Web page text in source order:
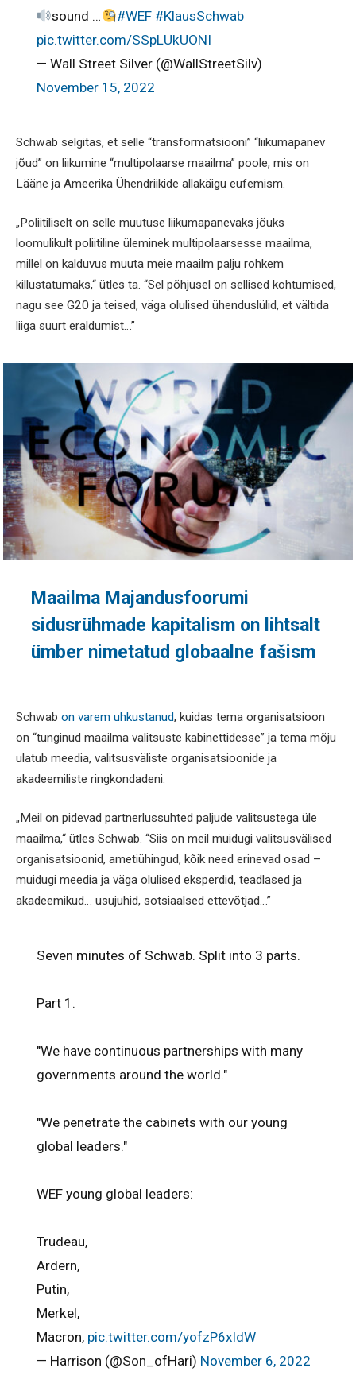
sound … #WEF #KlausSchwab
pic.twitter.com/SSpLUkUONI
— Wall Street Silver (@WallStreetSilv)
November 15, 2022
Schwab selgitas, et selle “transformatsiooni” “liikumapanev
jõud” on liikumine “multipolaarse maailma” poole, mis on
Lääne ja Ameerika Ühendriikide allakäigu eufemism.
„Poliitiliselt on selle muutuse liikumapanevaks jõuks
loomulikult poliitiline üleminek multipolaarsesse maailma,
millel on kalduvus muuta meie maailm palju rohkem
killustatumaks,“ ütles ta. “Sel põhjusel on sellised kohtumised,
nagu see G20 ja teised, väga olulised ühenduslülid, et vältida
liiga suurt eraldumist…”
Maailma Majandusfoorumi
sidusrühmade kapitalism on lihtsalt
ümber nimetatud globaalne fašism
Schwab on varem uhkustanud, kuidas tema organisatsioon
on “tunginud maailma valitsuste kabinettidesse” ja tema mõju
ulatub meedia, valitsusväliste organisatsioonide ja
akadeemiliste ringkondadeni.
„Meil on pidevad partnerlussuhted paljude valitsustega üle
maailma,“ ütles Schwab. “Siis on meil muidugi valitsusvälised
organisatsioonid, ametiühingud, kõik need erinevad osad –
muidugi meedia ja väga olulised eksperdid, teadlased ja
akadeemikud… usujuhid, sotsiaalsed ettevõtjad…”
Seven minutes of Schwab. Split into 3 parts.
Part 1.
"We have continuous partnerships with many
governments around the world."
"We penetrate the cabinets with our young
global leaders."
WEF young global leaders:
Trudeau,
Ardern,
Putin,
Merkel,
Macron, pic.twitter.com/yofzP6xldW
— Harrison (@Son_ofHari) November 6, 2022